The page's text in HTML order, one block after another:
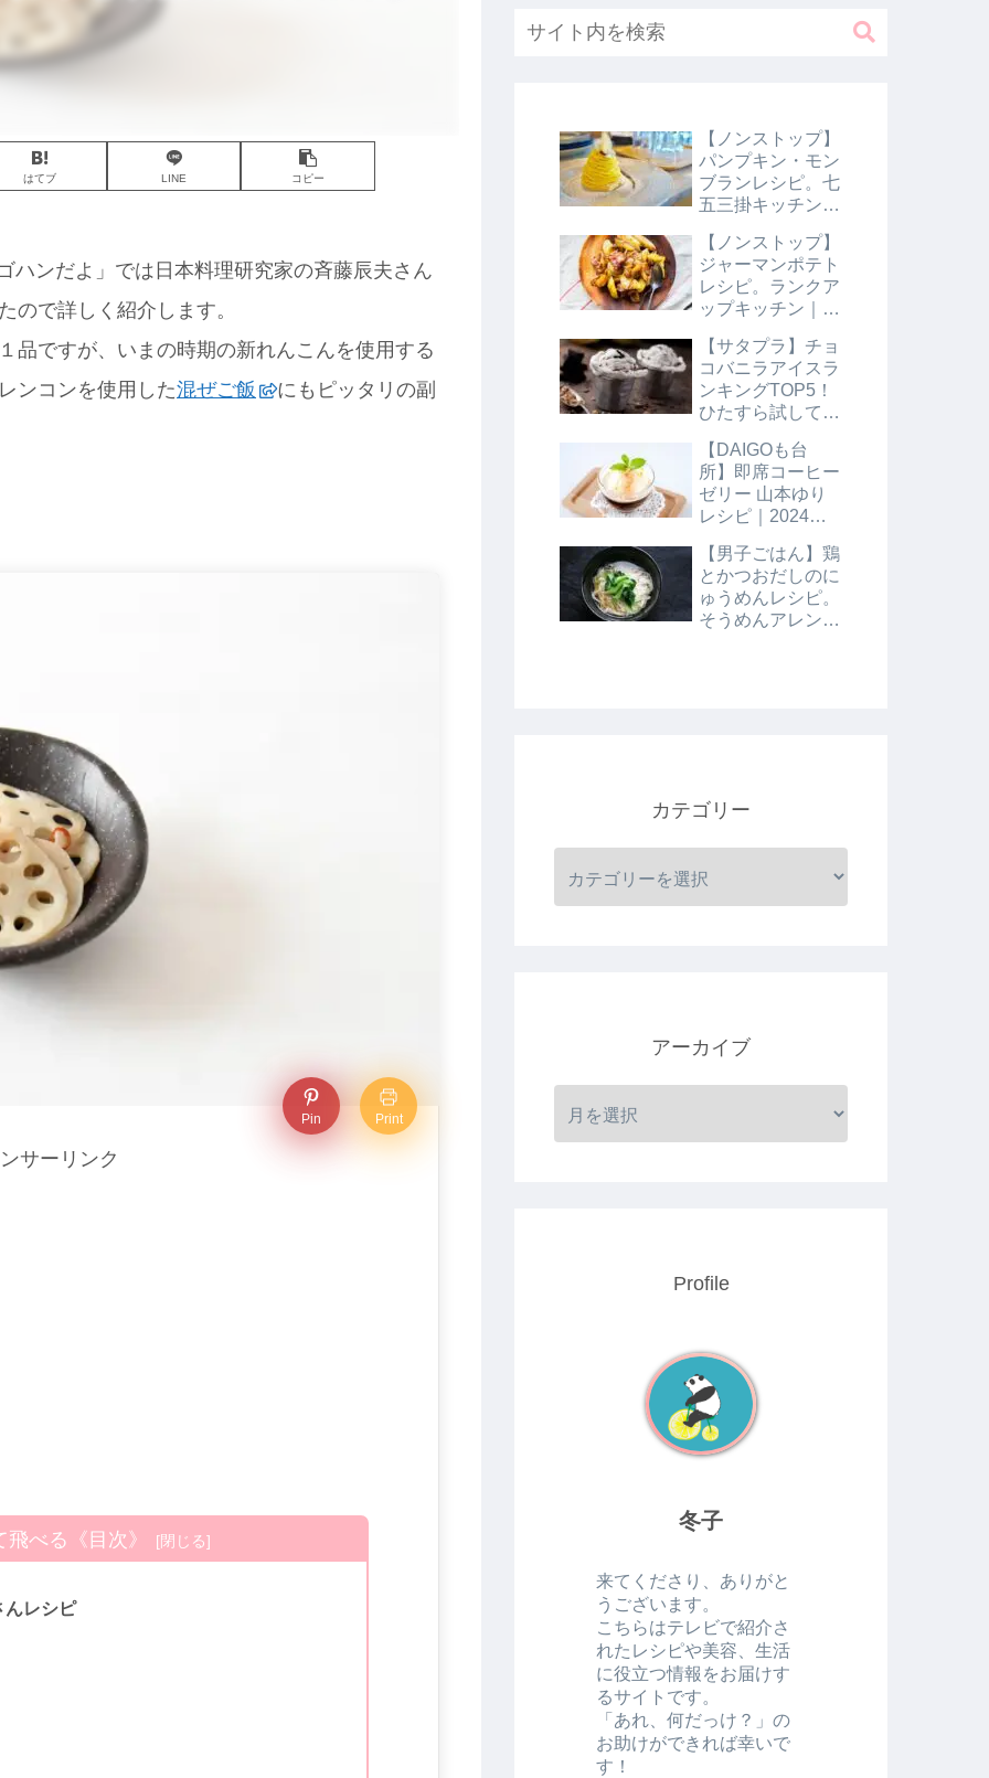
はてブ LINE コピー
ハンだよ」では日本料理研究家の斉藤辰夫さん
ので詳しく紹介します。
品ですが、いまの時期の新れんこんを使用する
ンコンを使用した混ぜご飯 にもピッタリの副
Pin Print
サーリンク
べる《目次》
んレシピ
【ノンストップ】
パンプキン・モン
ブランレシピ。七
五三掛キッチン｜
【ノンストップ】
ジャーマンポテト
レシピ。ランクア
ップキッチン｜10
【サタプラ】チョ
コバニラアイスラ
ンキングTOP5！
ひたすら試してラ
日【サタデープラ
ス】
【DAIGOも台
所】即席コーヒー
ゼリー 山本ゆり
レシピ｜2024年8
【男子ごはん】鶏
とかつおだしのに
ゅうめんレシピ。
そうめんアレンジ
カテゴリー
アーカイブ
Profile
冬子
来てくださり、ありがと
うございます。
こちらはテレビで紹介さ
れたレシピや美容、生活
に役立つ情報をお届けす
るサイトです。
「あれ、何だっけ？」の
お助けができれば幸いで
す！